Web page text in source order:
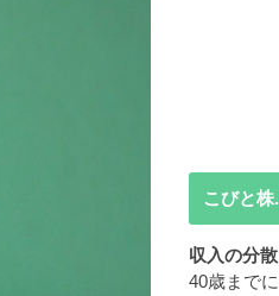
こびと
収入の分散
40歳まで